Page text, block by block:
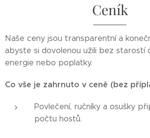
Ceník
Naše ceny jsou transparentní a
abyste si dovolenou užili bez starostí
energie nebo poplatky.
Co vše je zahrnuto v ceně (bez
Povlečení, ručníky a osušky
počtu hostů.